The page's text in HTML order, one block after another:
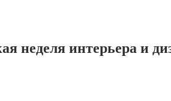
неделя интерьера и